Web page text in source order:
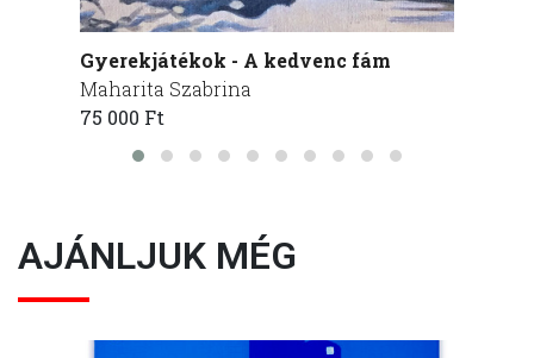
Gyerekjátékok - A kedvenc fám
Maharita Szabrina
75 000 Ft
AJÁNLJUK MÉG